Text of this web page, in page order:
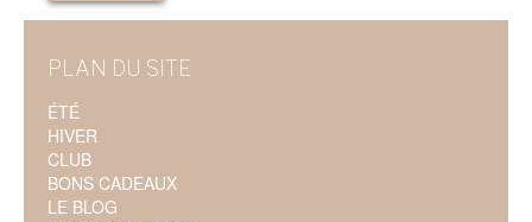
PLAN DU SITE
ÉTÉ
HIVER
CLUB
BONS CADEAUX
LE BLOG